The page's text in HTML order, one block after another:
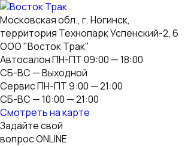
Московская обл., г. Ногинск,
территория Технопарк Успенский-2, 6
ООО "Восток Трак"
Автосалон ПН-ПТ 09:00 — 18:00
СБ-ВС — Выходной
Сервис ПН-ПТ 9:00 — 21:00
СБ-ВС — 10:00 — 21:00
Смотреть на карте
Задайте свой
вопрос ONLINE